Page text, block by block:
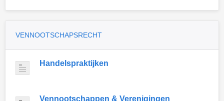
VENNOOTSCHAPSRECHT
Handelspraktijken
Vennootschappen & Verenigingen